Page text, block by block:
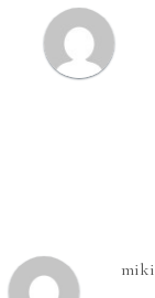
miki